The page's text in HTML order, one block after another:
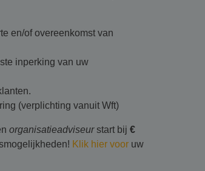
en/of overeenkomst van
inperking van uw
(verplichting vanuit Wft)
organisatieadviseurstart bij €
Klik hier voor uw